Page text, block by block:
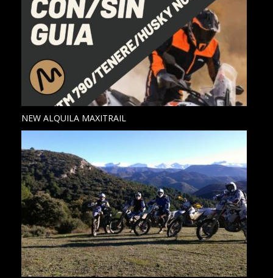
NEW ALQUILA MAXITRAIL